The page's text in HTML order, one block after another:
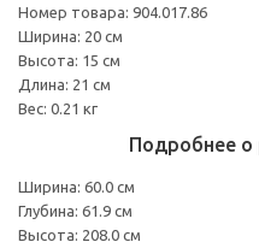
Номер товара: 904.017.86
Ширина: 20 см
Высота: 15 см
Длина: 21 см
Вес: 0.21 кг
Подробнее о
Ширина: 60.0 см
Глубина: 61.9 см
Высота: 208.0 см